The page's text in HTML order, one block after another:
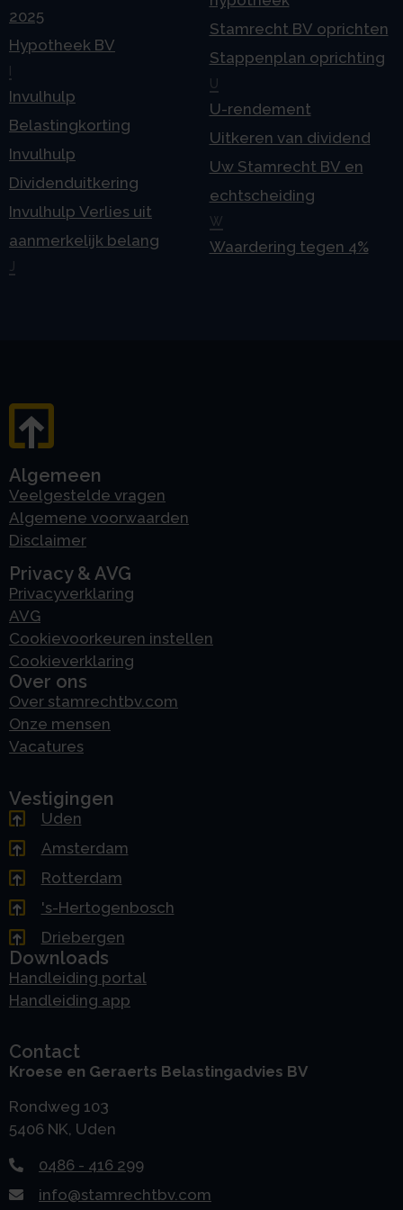
2025
Hypotheek BV
Invulhulp
Belastingkorting
Invulhulp
Dividenduitkering
Invulhulp Verlies uit
aanmerkelijk belang
Stamrecht BV oprichten
Stappenplan oprichting
U
U-rendement
Uitkeren van dividend
Uw Stamrecht BV en
echtscheiding
W
Waardering tegen 4%
Algemeen
Veelgestelde vragen
Algemene voorwaarden
Disclaimer
Privacy & AVG
Privacyverklaring
AVG
Cookievoorkeuren instellen
Cookieverklaring
Over ons
Over stamrechtbv.com
Onze mensen
Vacatures
Vestigingen
Uden
Amsterdam
Rotterdam
's-Hertogenbosch
Driebergen
Downloads
Handleiding portal
Handleiding app
Contact
Kroese en Geraerts Belastingadvies BV
Rondweg 103
5406 NK, Uden
0486 - 416 299
info@stamrechtbv.com